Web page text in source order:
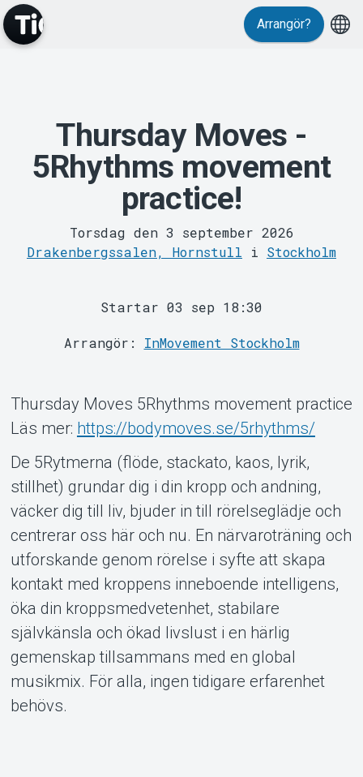
MyTickster
Om Tickster
Arrangör?
Thursday Moves -
5Rhythms movement
practice!
Torsdag den 3 september 2026
Drakenbergssalen, Hornstull i Stockholm
Startar 03 sep 18:30
Arrangör: InMovement Stockholm
Thursday Moves 5Rhythms movement practice
Läs mer: https://bodymoves.se/5rhythms/
De 5Rytmerna (flöde, stackato, kaos, lyrik,
stillhet) grundar dig i din kropp och andning,
väcker dig till liv, bjuder in till rörelseglädje och
centrerar oss här och nu. En närvaroträning och
utforskande genom rörelse i syfte att skapa
kontakt med kroppens inneboende intelligens,
öka din kroppsmedvetenhet, stabilare
självkänsla och ökad livslust i en härlig
gemenskap tillsammans med en global
musikmix. För alla, ingen tidigare erfarenhet
behövs.